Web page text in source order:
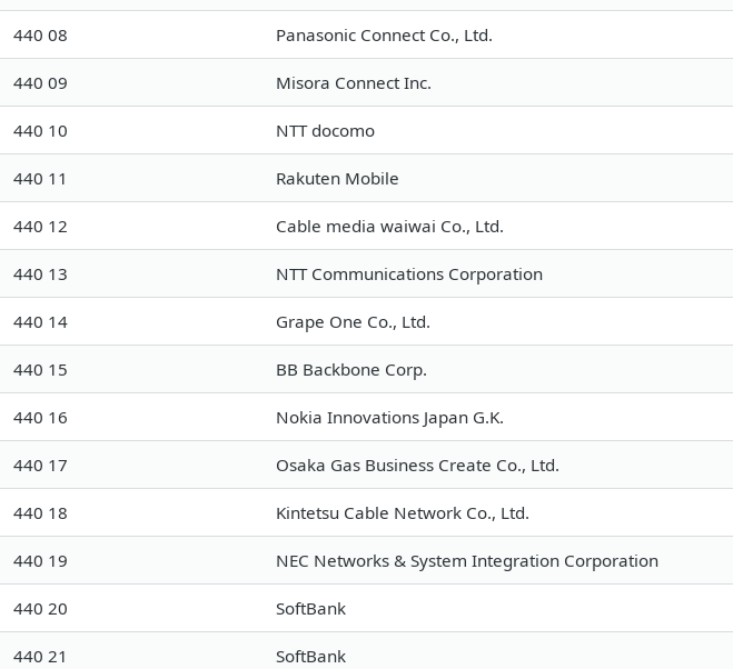
440 08 Panasonic Connect Co., Ltd.
440 09 Misora Connect Inc.
440 10 NTT docomo
440 11 Rakuten Mobile
440 12 Cable media waiwai Co., Ltd.
440 13 NTT Communications Corporation
440 14 Grape One Co., Ltd.
440 15 BB Backbone Corp.
440 16 Nokia Innovations Japan G.K.
440 17 Osaka Gas Business Create Co., Ltd.
440 18 Kintetsu Cable Network Co., Ltd.
440 19 NEC Networks & System Integration Corporation
440 20 SoftBank
440 21 SoftBank